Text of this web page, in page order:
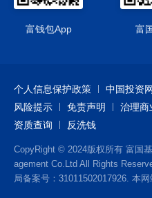
离度与跟踪误差的影响，在法
以将持有的黄金现货合约借
本基金可投资于黄金现货延期
平。在投资黄金现货延期交收
保证金不足和交收违约等风险。
定的价格波动风险、流动性风
除以上风险外，本基金还可能
富钱包App 富
个人信息保护政策 中国投资
风险提示
免责声明 治理商
资质查询
反洗钱
CopyRight © 2024版权所有 富国
agement Co.Ltd All Rights
局备案号：31011502017926. 本